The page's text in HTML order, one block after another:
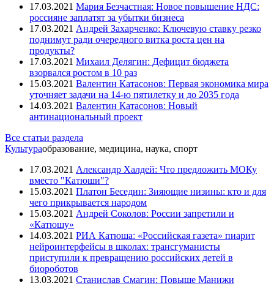
17.03.2021 Мария Безчастная: Новое повышение НДС:
россияне заплатят за убытки бизнеса
17.03.2021 Андрей Захарченко: Ключевую ставку резко
поднимут ради очередного витка роста цен на
продукты?
17.03.2021 Михаил Делягин: Дефицит бюджета
взорвался ростом в 10 раз
15.03.2021 Валентин Катасонов: Первая экономика мира
уточняет задачи на 14-ю пятилетку и до 2035 года
14.03.2021 Валентин Катасонов: Новый
антинациональный проект
Все статьи раздела
Культураобразование, медицина, наука, спорт
17.03.2021 Александр Халдей: Что предложить МОКу
вместо "Катюши"?
15.03.2021 Платон Беседин: Зияющие низины: кто и для
чего прикрывается народом
15.03.2021 Андрей Соколов: России запретили и
«Катюшу»
14.03.2021 РИА Катюша: «Российская газета» пиарит
нейроинтерфейсы в школах: трансгуманисты
приступили к превращению российских детей в
биороботов
13.03.2021 Станислав Смагин: Повыше Манижи